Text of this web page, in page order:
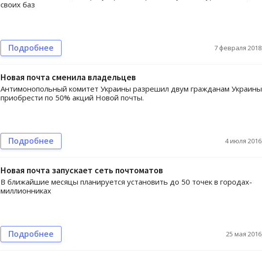
своих баз
Подробнее 7 февраля
Новая почта сменила владельцев
Антимонопольный комитет Украины разрешил двум гражданам Украины
приобрести по 50% акций Новой почты.
Подробнее 4 июля
Новая почта запускает сеть почтоматов
В ближайшие месяцы планируется установить до 50 точек в городах-
миллионниках
Подробнее 25 мая